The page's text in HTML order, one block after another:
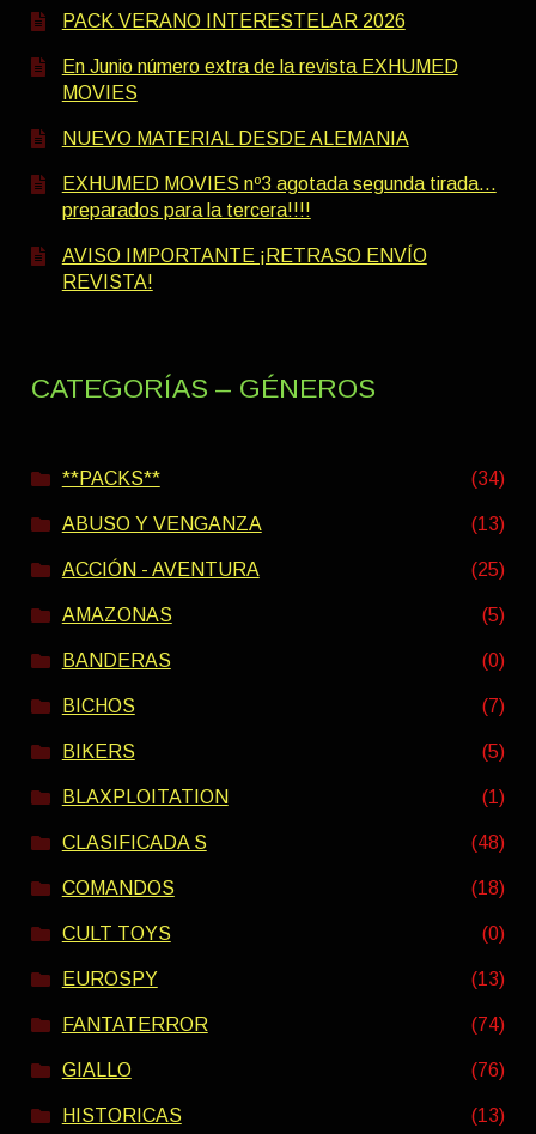
PACK VERANO INTERESTELAR 2026
En Junio número extra de la revista EXHUMED
MOVIES
NUEVO MATERIAL DESDE ALEMANIA
EXHUMED MOVIES nº3 agotada segunda tirada…
preparados para la tercera!!!!
AVISO IMPORTANTE ¡RETRASO ENVÍO
REVISTA!
CATEGORÍAS – GÉNEROS
**PACKS** (34)
ABUSO Y VENGANZA (13)
ACCIÓN - AVENTURA (25)
AMAZONAS (5)
BANDERAS (0)
BICHOS (7)
BIKERS (5)
BLAXPLOITATION (1)
CLASIFICADA S (48)
COMANDOS (18)
CULT TOYS (0)
EUROSPY (13)
FANTATERROR (74)
GIALLO (76)
HISTORICAS (13)